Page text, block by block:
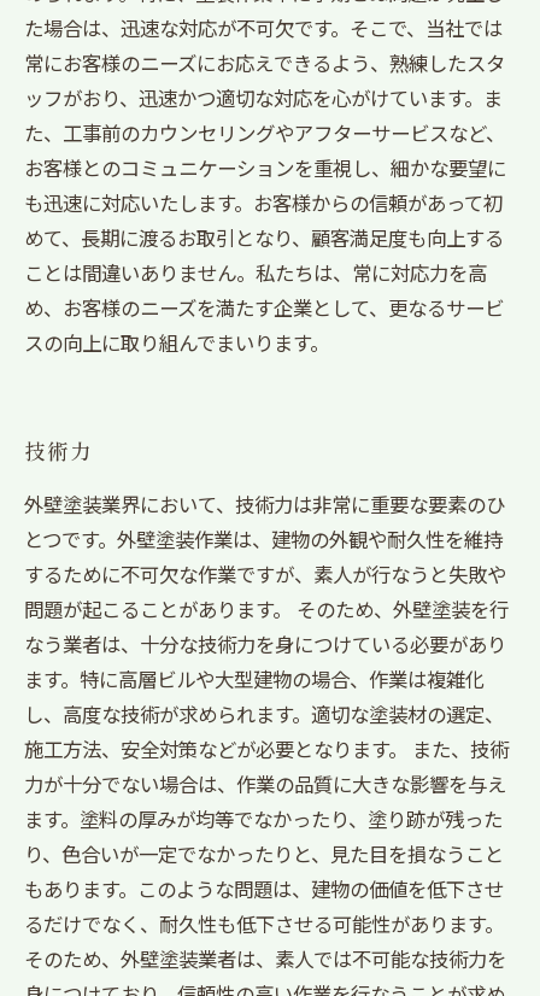
た場合は、迅速な対応が不可欠です。そこで、当社では
常にお客様のニーズにお応えできるよう、熟練したスタ
ッフがおり、迅速かつ適切な対応を心がけています。ま
た、工事前のカウンセリングやアフターサービスなど、
お客様とのコミュニケーションを重視し、細かな要望に
も迅速に対応いたします。お客様からの信頼があって初
めて、長期に渡るお取引となり、顧客満足度も向上する
ことは間違いありません。私たちは、常に対応力を高
め、お客様のニーズを満たす企業として、更なるサービ
スの向上に取り組んでまいります。
技術力
外壁塗装業界において、技術力は非常に重要な要素のひ
とつです。外壁塗装作業は、建物の外観や耐久性を維持
するために不可欠な作業ですが、素人が行なうと失敗や
問題が起こることがあります。 そのため、外壁塗装を行
なう業者は、十分な技術力を身につけている必要があり
ます。特に高層ビルや大型建物の場合、作業は複雑化
し、高度な技術が求められます。適切な塗装材の選定、
施工方法、安全対策などが必要となります。 また、技術
力が十分でない場合は、作業の品質に大きな影響を与え
ます。塗料の厚みが均等でなかったり、塗り跡が残った
り、色合いが一定でなかったりと、見た目を損なうこと
もあります。このような問題は、建物の価値を低下させ
るだけでなく、耐久性も低下させる可能性があります。
そのため、外壁塗装業者は、素人では不可能な技術力を